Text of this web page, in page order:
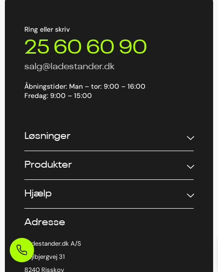
Ring eller skriv
25 60 60 90
salg@ladestander.dk
Åbningstider: Man – tor: 9:00 – 16:00
Fredag: 9:00 – 15:00
Løsninger
Produkter
Hjælp
Adresse
Ladestander.dk A/S
Vejlbjergvej 31
8240 Risskov